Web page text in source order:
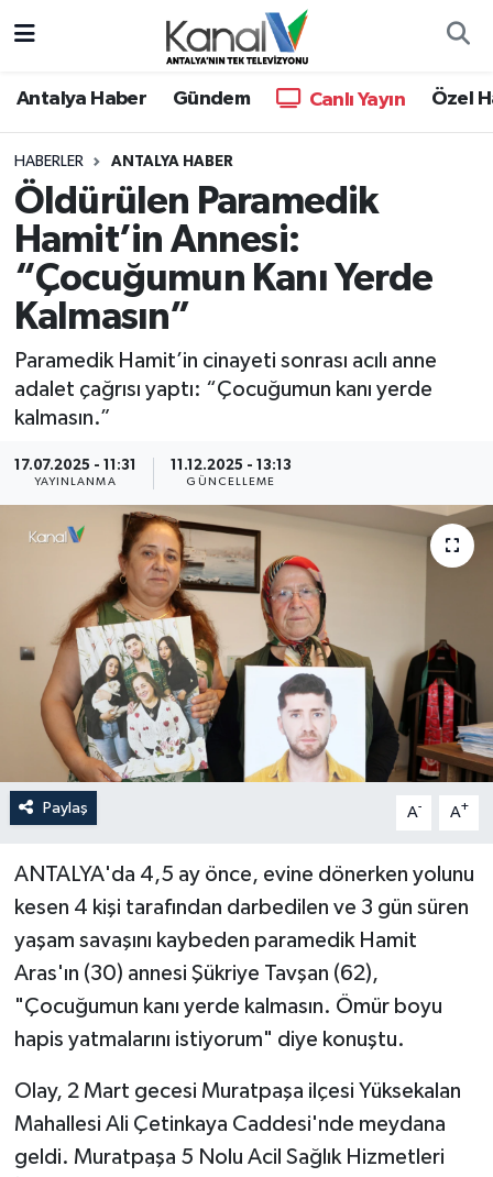
Antalya Haber Gündem Canlı Yayın Özel
HABERLER ANTALYA HABER
Öldürülen Paramedik
Hamit’in Annesi:
“Çocuğumun Kanı Yerde
Kalmasın”
Paramedik Hamit’in cinayeti sonrası acılı anne
adalet çağrısı yaptı: “Çocuğumun kanı yerde
kalmasın.”
17.07.2025 - 11:31
YAYINLANMA
11.12.2025 - 13:13
GÜNCELLEME
Paylaş A- A+
ANTALYA'da 4,5 ay önce, evine dönerken yolunu
kesen 4 kişi tarafından darbedilen ve 3 gün süren
yaşam savaşını kaybeden paramedik Hamit
Aras'ın (30) annesi Şükriye Tavşan (62),
"Çocuğumun kanı yerde kalmasın. Ömür boyu
hapis yatmalarını istiyorum" diye konuştu.
Olay, 2 Mart gecesi Muratpaşa ilçesi Yüksekalan
Mahallesi Ali Çetinkaya Caddesi'nde meydana
geldi. Muratpaşa 5 Nolu Acil Sağlık Hizmetleri
Antalya Haber
Dünya
Eğitim
Ekonomi
Gündem
Günün Manşetleri
Haber Kuşakları
Haberler
KANALV Spor
Kültür Sanat
Magazin
Öğle Bülteni
Sağlık
Siyaset
Spor
Teknoloji
Televizyon
Turizm
Hava Durumu
Trafik Durumu
Süper Lig Puan Durumu ve Fikstür
Tüm Manşetler
Son Dakika Haberleri
Haber Arşivi